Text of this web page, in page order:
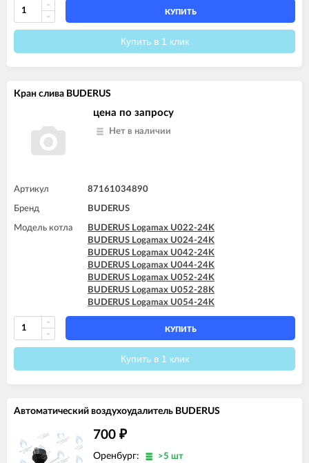
КУПИТЬ
Купить в 1 клик
Кран слива BUDERUS
цена по запросу
Нет в наличии
Артикул 87161034890
Бренд BUDERUS
Модель котла
BUDERUS Logamax U022-24K
BUDERUS Logamax U024-24K
BUDERUS Logamax U042-24K
BUDERUS Logamax U044-24K
BUDERUS Logamax U052-24K
BUDERUS Logamax U052-28K
BUDERUS Logamax U054-24K
КУПИТЬ
Купить в 1 клик
Автоматический воздухоудалитель BUDERUS
700 ₽
Оренбург: >5 шт